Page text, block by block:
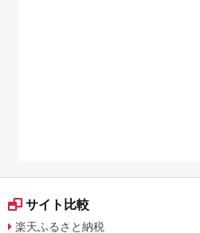
サイト比較
楽天ふるさと納税